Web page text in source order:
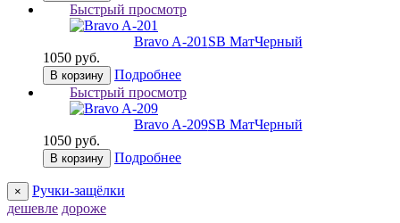
Быстрый просмотр
Bravo A-201 SB МатЧерный
1050 руб.
В корзину
Подробнее
Быстрый просмотр
Bravo A-209SB МатЧерный
1050 руб.
В корзину Подробнее
×
Ручки-защёлки
дешевле дороже